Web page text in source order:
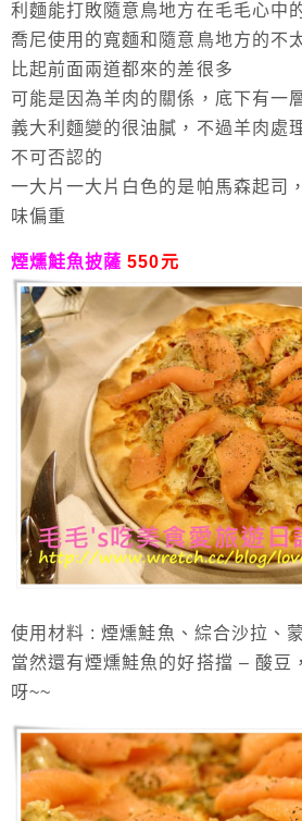
利麵能打敗隨意鳥地方在毛毛心中
喬尼使用的寬麵和隨意鳥地方的不
比起前面兩道都來的差很多
可能是因為羊肉的關係，底下有一
義大利麵變的很油膩，不過羊肉處
不可否認的
一大片一大片白色的是帕馬森起司
味偏重
煙燻鮭魚披薩 550元
使用材料 : 煙燻鮭魚、綜合沙拉、
當然還有煙燻鮭魚的好搭擋 – 酸豆
呀~~